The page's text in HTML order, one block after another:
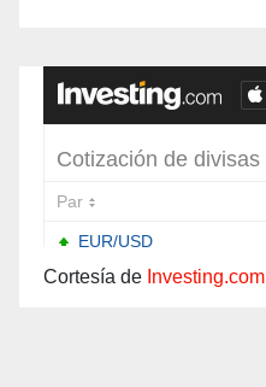
Cortesía de Investing.com